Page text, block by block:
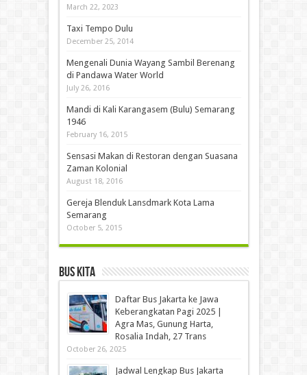
March 22, 2023
Taxi Tempo Dulu
December 25, 2014
Mengenali Dunia Wayang Sambil Berenang
di Pandawa Water World
July 26, 2016
Mandi di Kali Karangasem (Bulu) Semarang
1946
February 16, 2015
Sensasi Makan di Restoran dengan Suasana
Zaman Kolonial
August 18, 2016
Gereja Blenduk Lansdmark Kota Lama
Semarang
October 5, 2015
Bus Kita
Daftar Bus Jakarta ke Jawa
Keberangkatan Pagi 2025 |
Agra Mas, Gunung Harta,
Rosalia Indah, 27 Trans
October 26, 2025
Jadwal Lengkap Bus Jakarta